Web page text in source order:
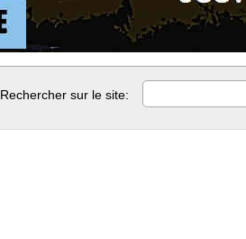
Rechercher sur le site: